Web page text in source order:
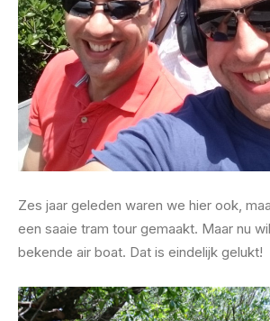
Zes jaar geleden waren we hier ook,
een saaie tram tour gemaakt. Maar nu
bekende air boat. Dat is eindelijk gelukt!